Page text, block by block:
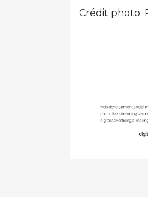
Crédit photo: